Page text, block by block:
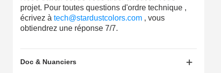
projet. Pour toutes questions d'ordre technique ,
écrivez à tech@stardustcolors.com, vous
obtiendrez une réponse 7/7.
Doc & Nuanciers